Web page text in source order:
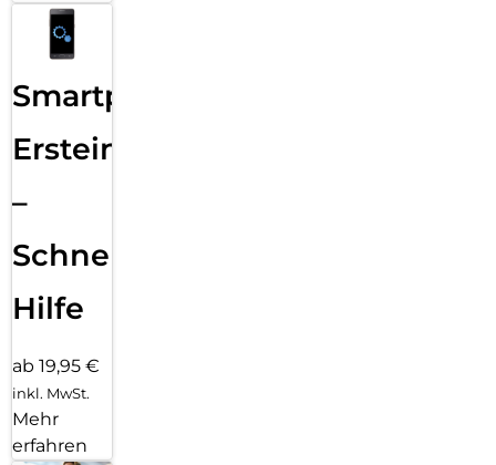
Smartphone
Ersteinrichtung
–
Schnelle
Hilfe
ab 19,95 €
inkl. MwSt.
Mehr
erfahren